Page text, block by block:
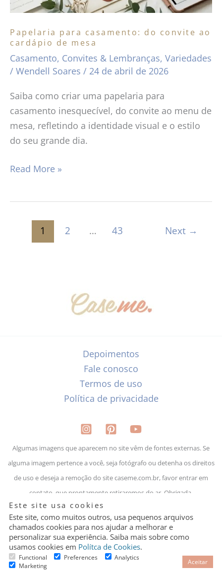
Papelaria para casamento: do convite ao
cardápio de mesa
Casamento, Convites & Lembranças, Variedades
/ Wendell Soares / 24 de abril de 2026
Saiba como criar uma papelaria para
casamento inesquecível, do convite ao menu de
mesa, refletindo a identidade visual e o estilo
do seu grande dia.
cardápio
mesa
Read More »
1 2 … 43 Next →
Depoimentos
Fale conosco
Termos de uso
Política de privacidade
Algumas imagens que aparecem no site vêm de fontes externas. Se
alguma imagem pertence a você, seja fotógrafo ou detenha os direitos
de uso e deseja a remoção do site caseme.com.br, favor entrar em
contato, que prontamente retiraremos do ar. Obrigada.
Lejour Presentes LTDA | CNPJ: 29.009.8111/0001-35
Um site de casamento por quem faz casamento
Este site usa cookies
Este site, como muitos outros, usa pequenos arquivos
chamados cookies para nos ajudar a melhorar e
personalizar sua experiência. Saiba mais sobre como
usamos cookies em Polítca de Cookies.
Cookie
Functional Preferences
Analytics
Marketing
Aceitar